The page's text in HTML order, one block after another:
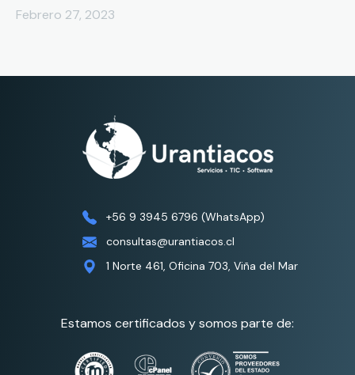
Febrero 27, 2023
+56 9 3945 6796 (WhatsApp)
consultas@urantiacos.cl
1 Norte 461, Oficina 703, Viña del Mar
Estamos certificados y somos parte de: